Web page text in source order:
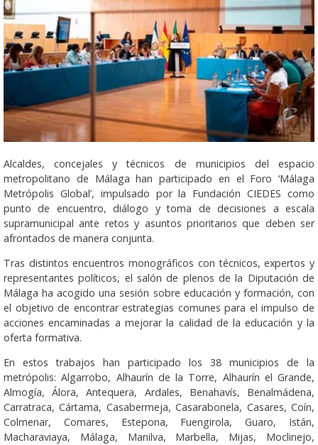
Alcaldes, concejales y técnicos de municipios del espacio
metropolitano de Málaga han participado en el Foro ‘Málaga
Metrópolis Global’, impulsado por la Fundación CIEDES como
punto de encuentro, diálogo y toma de decisiones a escala
supramunicipal ante retos y asuntos prioritarios que deben ser
afrontados de manera conjunta.
Tras distintos encuentros monográficos con técnicos, expertos y
representantes políticos, el salón de plenos de la Diputación de
Málaga ha acogido una sesión sobre educación y formación, con
el objetivo de encontrar estrategias comunes para el impulso de
acciones encaminadas a mejorar la calidad de la educación y la
oferta formativa.
En estos trabajos han participado los 38 municipios de la
metrópolis: Algarrobo, Alhaurín de la Torre, Alhaurín el Grande,
Almogía, Álora, Antequera, Ardales, Benahavís, Benalmádena,
Carratraca, Cártama, Casabermeja, Casarabonela, Casares, Coín,
Colmenar, Comares, Estepona, Fuengirola, Guaro, Istán,
Macharaviaya, Málaga, Manilva, Marbella, Mijas, Moclinejo,